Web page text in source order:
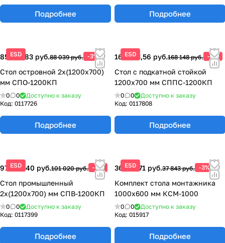
Подробнее Подробнее
ESD
85 397,83 руб.88 039 руб. -3%
Стол островной 2х(1200х700)
мм СПО-1200КП
0 0
Доступно к заказу
Код: 0117726
Подробнее
ESD
163 103,56 руб.168 148 руб. -3%
Стол с подкатной стойкой
1200х700 мм СППС-1200КП
0 0
Доступно к заказу
Код: 0117808
Подробнее
ESD
97 989,40 руб.101 020 руб. -3%
Стол промышленный
2х(1200х700) мм СПВ-1200КП
0 0
Доступно к заказу
Код: 0117399
Подробнее
ESD
36 707,71 руб.37 843 руб. -3%
Комплект стола монтажника
1000х600 мм КСМ-1000
0 0
Доступно к заказу
Код: 015917
Подробнее